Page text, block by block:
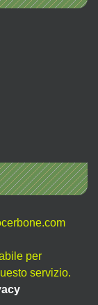
per
servizio.